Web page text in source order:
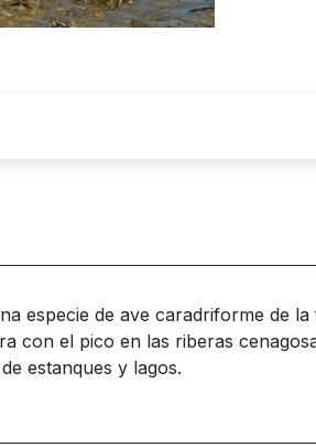
especie de ave caradriforme de
con el pico en las riberas
estanques y lagos.